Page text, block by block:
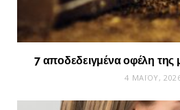
7 αποδεδειγμένα οφέλη
4 ΜΑΪ́ΟΥ,